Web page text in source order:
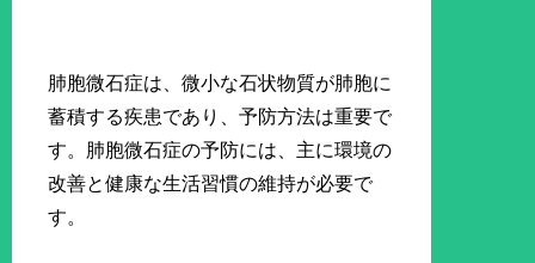
肺胞微石症は、微小な石状物質が肺胞に
蓄積する疾患であり、予防方法は重要で
す。肺胞微石症の予防には、主に環境の
改善と健康な生活習慣の維持が必要で
す。